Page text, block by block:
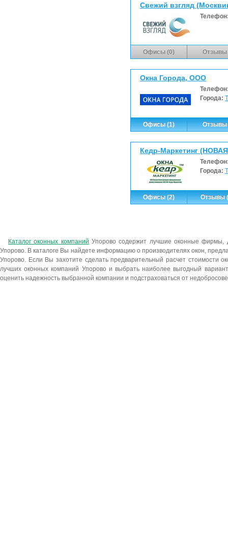
Свежий взгляд
Офисы (0) Отзывы
Окна Города, ООО
Города:
Офисы (1) Отзывы
Кедр-Маркетинг
Города:
Офисы (2) Отзывы
Каталог оконных компаний Упорово содержит лучшие оконные фирмы,
Упорово. В каталоге Вы найдете информацию о производителях окон,
Упорово. Если Вы захотите сделать предварительный расчет стоимости
лучших оконных компаний Упорово и выбрать наиболее выгодный
оценить надежность выбранной компании и подстраховаться от